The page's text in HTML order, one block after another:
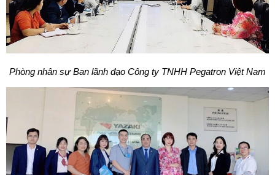
Phòng nhân sự Ban lãnh đạo Công ty TNHH Pegatron Việt Nam